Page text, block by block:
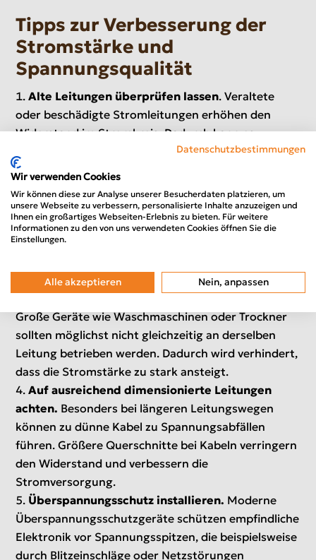
Tipps zur Verbesserung der
Stromstärke und
Spannungsqualität
Alte Leitungen überprüfen lassen. Veraltete
oder beschädigte Stromleitungen erhöhen den
Widerstand im Stromkreis. Dadurch kann es zu
Spannungsverlusten kommen. Eine regelmäßige
Überprüfung durch einen Elektriker hilft dabei,
mögliche Schwachstellen frühzeitig zu erkennen.
Hochwertige Mehrfachsteckdosen verwenden.
Billige Steckdosenleisten können Kontaktprobleme
verursachen. Hochwertige Modelle sorgen für
unnötige Spannungsverluste.
Leistungsstarke Verbraucher sinnvoll verteilen.
Große Geräte wie Waschmaschinen oder Trockner
sollten möglichst nicht gleichzeitig an derselben
Leitung betrieben werden. Dadurch wird verhindert,
dass die Stromstärke zu stark ansteigt.
Auf ausreichend dimensionierte Leitungen
achten. Besonders bei längeren Leitungswegen
können zu dünne Kabel zu Spannungsabfällen
führen. Größere Querschnitte bei Kabeln verringern
den Widerstand und verbessern die
Stromversorgung.
Überspannungsschutz installieren. Moderne
Überspannungsschutzgeräte schützen empfindliche
Elektronik vor Spannungsspitzen, die beispielsweise
durch Blitzeinschläge oder Netzstörungen
Datenschutzbestimmungen
Wir verwenden Cookies
Wir können diese zur Analyse unserer Besucherdaten platzieren, um
unsere Webseite zu verbessern, personalisierte Inhalte anzuzeigen und
Ihnen ein großartiges Webseiten-Erlebnis zu bieten. Für weitere
Informationen zu den von uns verwendeten Cookies öffnen Sie die
Einstellungen.
Alle akzeptieren Nein, anpassen